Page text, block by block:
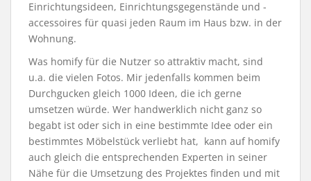
Einrichtungsideen, Einrichtungsgegenstände und -
accessoires für quasi jeden Raum im Haus bzw. in der
Wohnung.
Was homify für die Nutzer so attraktiv macht, sind
u.a. die vielen Fotos. Mir jedenfalls kommen beim
Durchgucken gleich 1000 Ideen, die ich gerne
umsetzen würde. Wer handwerklich nicht ganz so
begabt ist oder sich in eine bestimmte Idee oder ein
bestimmtes Möbelstück verliebt hat, kann auf homify
auch gleich die entsprechenden Experten in seiner
Nähe für die Umsetzung des Projektes finden und mit